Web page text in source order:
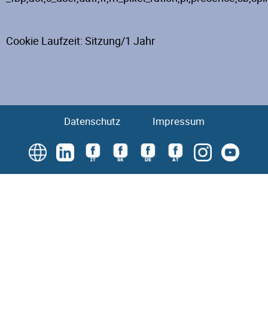
Cookie Laufzeit: Sitzung/1 Jahr
Datenschutz Impressum